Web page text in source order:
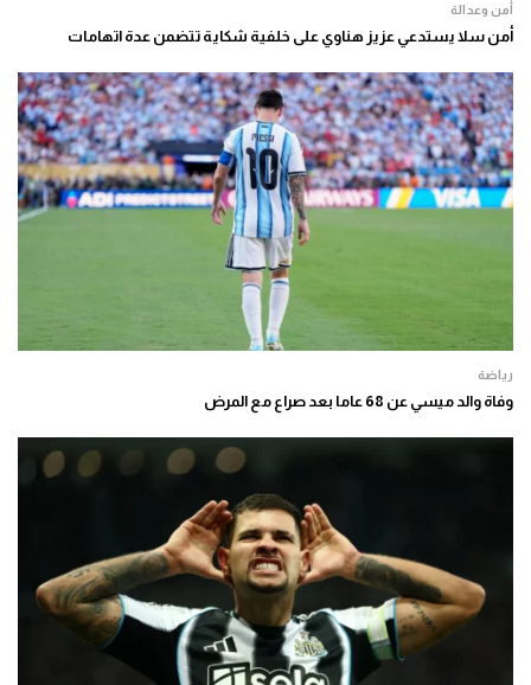
أمن وعدالة
أمن سلا يستدعي عزيز هناوي على خلفية شكاية تتضمن عدة اتهامات
رياضة
وفاة والد ميسي عن 68 عاما بعد صراع مع المرض